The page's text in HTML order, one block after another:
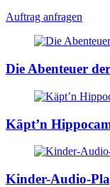
Auftrag anfragen
Die Abenteuer
Käpt’n
Kinder-Audio-